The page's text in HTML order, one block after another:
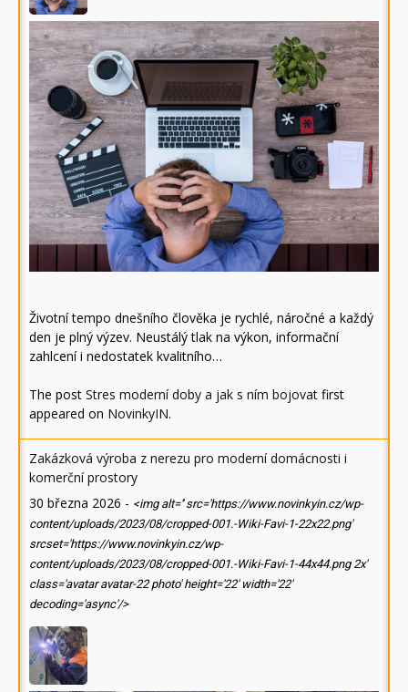
Životní tempo dnešního člověka je rychlé, náročné a každý
den je plný výzev. Neustálý tlak na výkon, informační
zahlcení i nedostatek kvalitního…
The post Stres moderní doby a jak s ním bojovat first
appeared on NovinkyIN.
Zakázková výroba z nerezu pro moderní domácnosti i
komerční prostory
30 března 2026 - <img alt='' src='https://www.novinkyin.cz/wp-
content/uploads/2023/08/cropped-001.-Wiki-Favi-1-22x22.png'
srcset='https://www.novinkyin.cz/wp-
content/uploads/2023/08/cropped-001.-Wiki-Favi-1-44x44.png 2x'
class='avatar avatar-22 photo' height='22' width='22'
decoding='async'/>